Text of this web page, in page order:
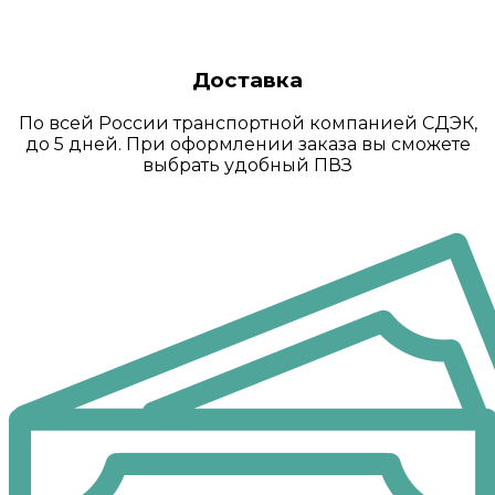
Доставка
По всей России транспортной компанией СДЭК,
до 5 дней. При оформлении заказа вы сможете
выбрать удобный ПВЗ